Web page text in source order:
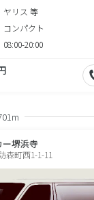
ヤリス 等
コンパクト
08:00-20:00
ー堺浜寺
森町西1-1-11